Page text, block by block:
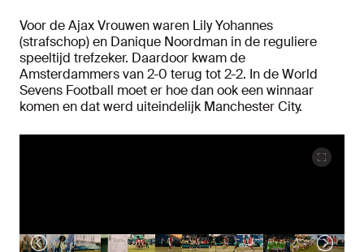
Voor de Ajax Vrouwen waren Lily Yohannes
(strafschop) en Danique Noordman in de reguliere
speeltijd trefzeker. Daardoor kwam de
Amsterdammers van 2-0 terug tot 2-2. In de World
Sevens Football moet er hoe dan ook een winnaar
komen en dat werd uiteindelijk Manchester City.